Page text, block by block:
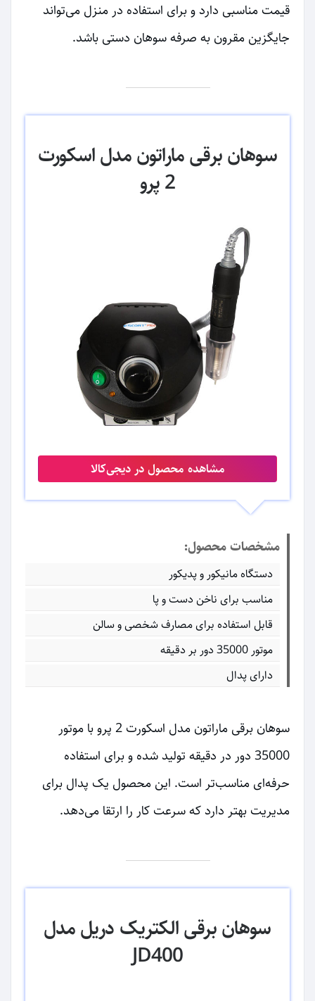
قیمت مناسبی دارد و برای استفاده در منزل می‌تواند
جایگزین مقرون به صرفه سوهان دستی باشد.
سوهان برقی ماراتون مدل اسکورت
2 پرو
مشاهده محصول در دیجی‌کالا
مشخصات محصول:
دستگاه مانیکور و پدیکور
مناسب برای ناخن دست و پا
قابل استفاده برای مصارف شخصی و سالن
موتور 35000 دور بر دقیقه
دارای پدال
سوهان برقی ماراتون مدل اسکورت 2 پرو با موتور
35000 دور در دقیقه تولید شده و برای استفاده
حرفه‌ای مناسب‌تر است. این محصول یک پدال برای
مدیریت بهتر دارد که سرعت کار را ارتقا می‌دهد.
سوهان برقی الکتریک دریل مدل
JD400